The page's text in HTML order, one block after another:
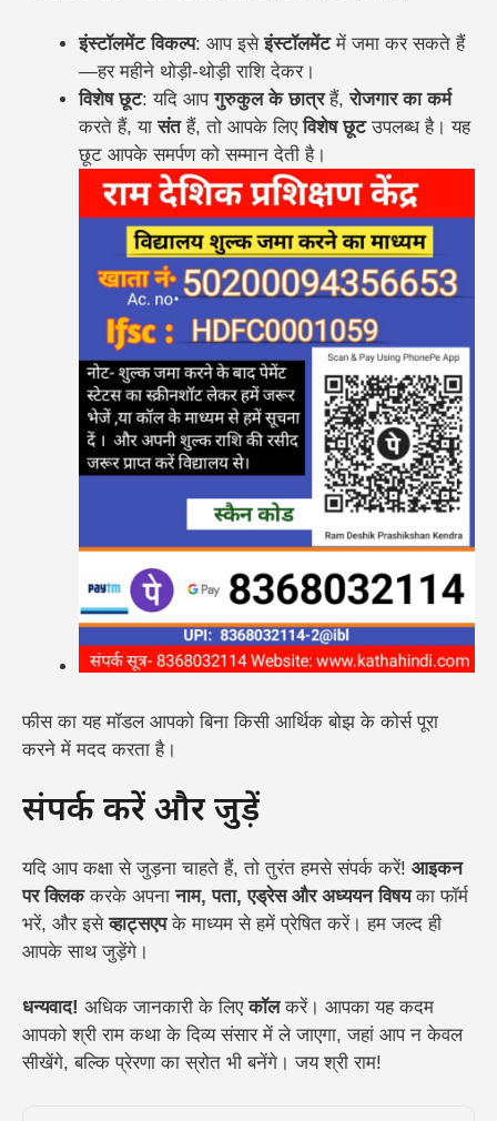
इंस्टॉलमेंट विकल्प: आप इसेइंस्टॉलमेंटमें जमा कर सकते हैं
—हर महीने थोड़ी-थोड़ी राशि देकर।
विशेष छूट: यदि आपगुरुकुल के छात्रहैं,रोजगार का कर्म
करते हैं, यासंतहैं, तो आपके लिएविशेष छूटउपलब्ध है। यह
छूट आपके समर्पण को सम्मान देती है।
फीस का यह मॉडल आपको बिना किसी आर्थिक बोझ के कोर्स पूरा
करने में मदद करता है।
संपर्क करें और जुड़ें
यदि आप कक्षा से जुड़ना चाहते हैं, तो तुरंत हमसे संपर्क करें! आइकन
पर क्लिककरके अपनानाम, पता, एड्रेस और अध्ययन विषयका फॉर्म
भरें, और इसेव्हाट्सएपके माध्यम से हमें प्रेषित करें। हम जल्द ही
आपके साथ जुड़ेंगे।
धन्यवाद! अधिक जानकारी के लिएकॉलकरें। आपका यह कदम
आपको श्री राम कथा के दिव्य संसार में ले जाएगा, जहां आप न केवल
सीखेंगे, बल्कि प्रेरणा का स्रोत भी बनेंगे। जय श्री राम!